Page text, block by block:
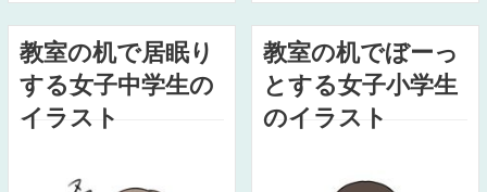
教室の机で居眠り
する女子中学生の
イラスト
教室の机でぼーっ
とする女子小学生
のイラスト